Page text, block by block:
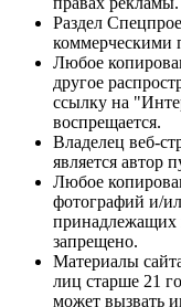
Раздел
коммерческими
Любое
другое
ссылку на
воспрещается.
Владелец веб-
является автор
Любое
фотографий и/
принадлежащих
запрещено.
Материалы
лиц старше 21
может вызвать